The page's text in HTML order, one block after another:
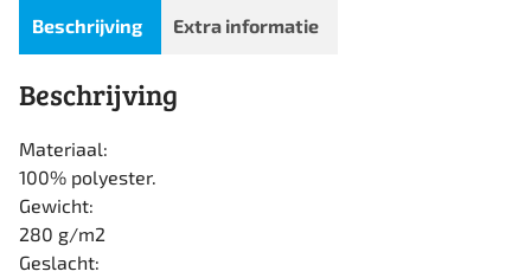
Beschrijving Extra informatie
Beschrijving
Materiaal:
100% polyester.
Gewicht:
280 g/m2
Geslacht: